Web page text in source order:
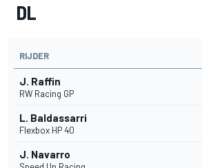
DL
RIJDER
J. Raffin
RW Racing GP
L. Baldassarri
Flexbox HP 40
J. Navarro